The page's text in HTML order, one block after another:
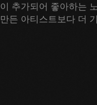
이 추가되어 좋아하는
만든 아티스트보다 더